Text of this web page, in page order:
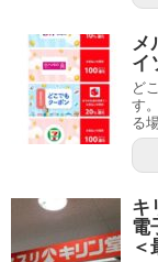
メ
イ
ど
す
る
キ
電
＜